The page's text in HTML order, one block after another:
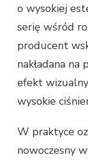
o wysokiej
serię wśród
producent
nakładana na
efekt
wysokie
W praktyce
nowoczesny